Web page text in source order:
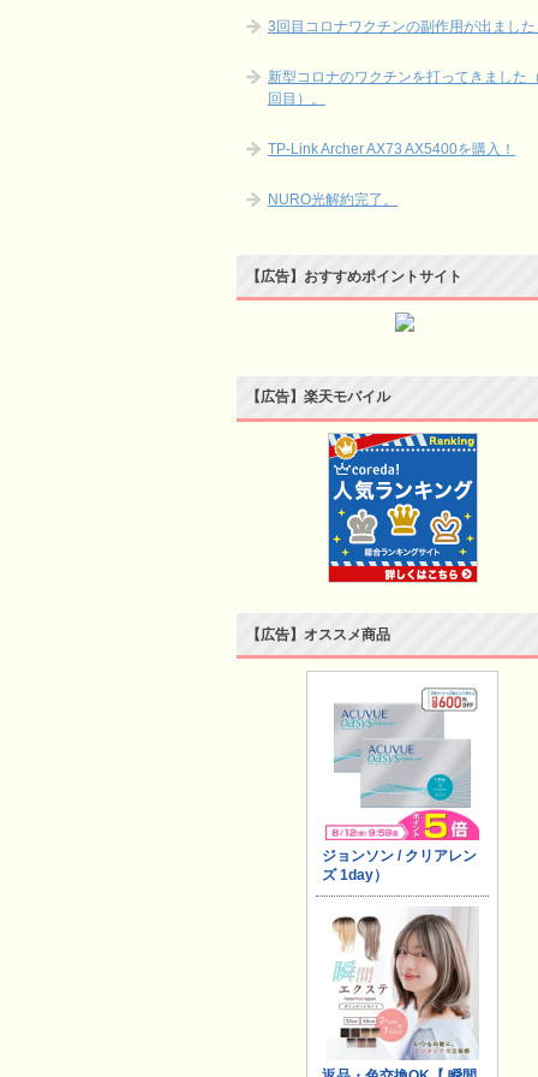
3回目コロナワクチンの副作用が出まし
新型コロナのワクチンを打ってきました
回目）。
TP-Link Archer AX73 AX5400を購入！
NURO光解約完了。
【広告】おすすめポイントサイト
【広告】楽天モバイル
【広告】オススメ商品